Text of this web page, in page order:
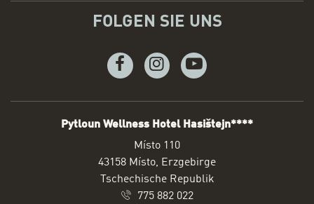
ADRESSEPytloun Wellness Hotel Hasištejn****
Místo 110
43158 Místo, Erzgebirge
Tschechische Republik
775 882 022
FOLGEN SIE UNS
FacebookInstagramYoutube